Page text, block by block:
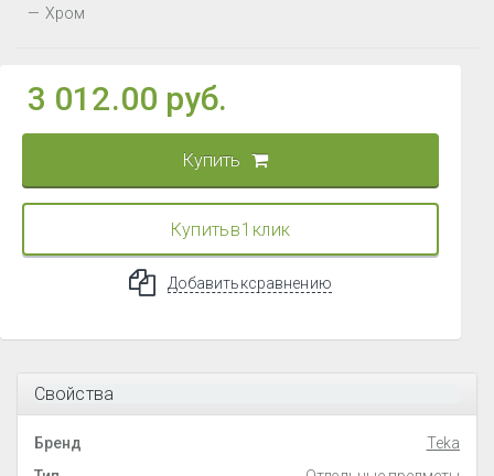
Хром
3 012.00 руб.
Купить
Купить в 1 клик
Добавить к сравнению
Свойства
Бренд
Teka